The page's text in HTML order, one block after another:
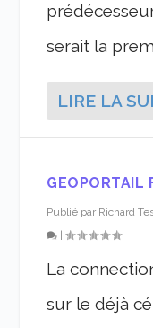
serait la
LIRE LA
GEOPORTAIL
Publié par Richard
|
La
sur le déjà